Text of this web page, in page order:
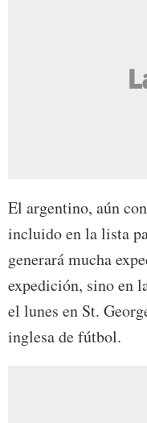
El argentino, aún
incluido en la lista
generará mucha
expedición, sino en
el lunes en St.
inglesa de fútbol.